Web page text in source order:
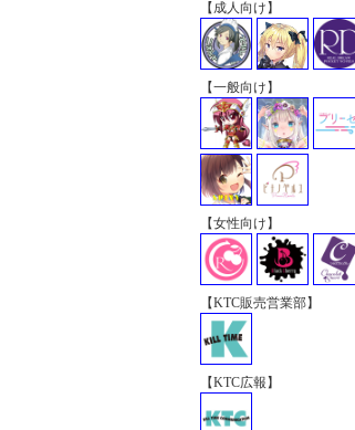
【成人向け】
【一般向け】
【女性向け】
【KTC販売営業部】
【KTC広報】